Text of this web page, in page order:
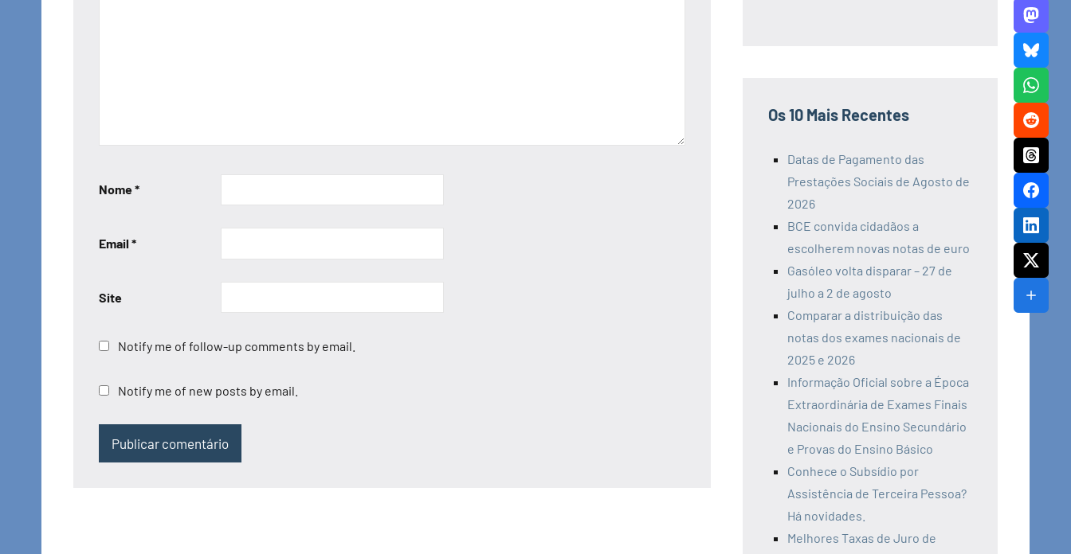
Nome*
Email *
Site
Notify me of follow-up comments by email.
Notify me of new posts by email.
Os 10 Mais Recentes
Datas de Pagamento das
Prestações Sociais de Agosto de
2026
BCE convida cidadãos a
escolherem novas notas de euro
Gasóleo volta disparar – 27 de
julho a 2 de agosto
Comparar a distribuição das
notas dos exames nacionais de
2025 e 2026
Informação Oficial sobre a Época
Extraordinária de Exames Finais
Nacionais do Ensino Secundário
e Provas do Ensino Básico
Conhece o Subsídio por
Assistência de Terceira Pessoa?
Há novidades.
Melhores Taxas de Juro de